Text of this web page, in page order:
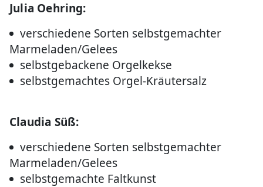
Julia Oehring:
verschiedene Sorten selbstgemachter
Marmeladen/Gelees
selbstgebackene Orgelkekse
selbstgemachtes Orgel-Kräutersalz
Claudia Süß:
verschiedene Sorten selbstgemachter
Marmeladen/Gelees
selbstgemachte Faltkunst